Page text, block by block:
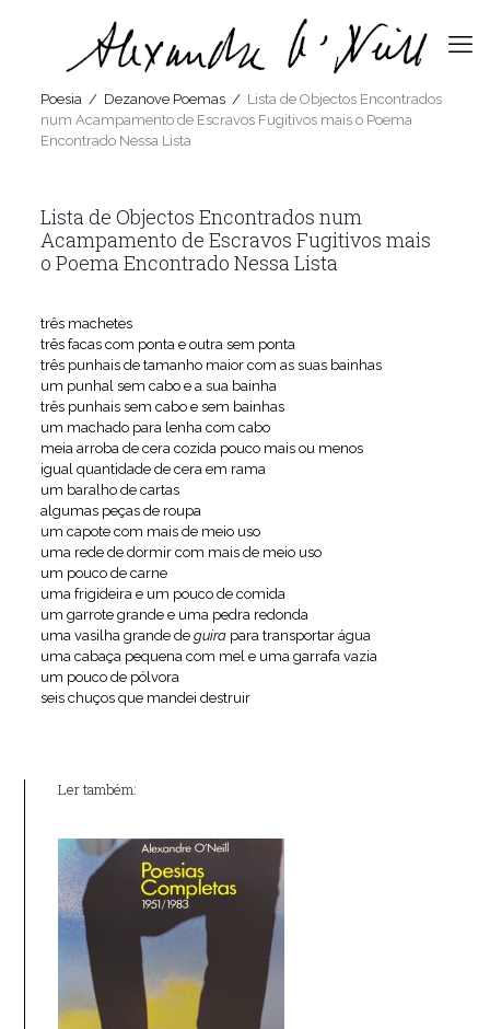
Poesia/ Dezanove Poemas/ Lista de Objectos Encontrados
num Acampamento de Escravos Fugitivos mais o Poema
Encontrado Nessa Lista
Lista de Objectos Encontrados num
Acampamento de Escravos Fugitivos mais
o Poema Encontrado Nessa Lista
três machetes
três facas com ponta e outra sem ponta
três punhais de tamanho maior com as suas bainhas
um punhal sem cabo e a sua bainha
três punhais sem cabo e sem bainhas
um machado para lenha com cabo
meia arroba de cera cozida pouco mais ou menos
igual quantidade de cera em rama
um baralho de cartas
algumas peças de roupa
um capote com mais de meio uso
uma rede de dormir com mais de meio uso
um pouco de carne
uma frigideira e um pouco de comida
um garrote grande e uma pedra redonda
uma vasilha grande de guirapara transportar água
uma cabaça pequena com mel e uma garrafa vazia
um pouco de pólvora
seis chuços que mandei destruir
Ler também: